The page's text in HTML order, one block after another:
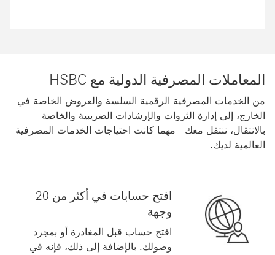
المعاملات المصرفية الدولية مع HSBC
من الخدمات المصرفية الرقمية السلسة والعروض الخاصة في
الخارج، إلى إدارة الثروات والإرشادات الضريبية والخاصة
بالانتقال، ننتقل معك - مهما كانت احتياجات الخدمات المصرفية
العالمية لديك.
افتح حسابات في أكثر من 20
وجهة
افتح حساب قبل المغادرة أو بمجرد
وصولك. بالإضافة إلى ذلك، فإنه في